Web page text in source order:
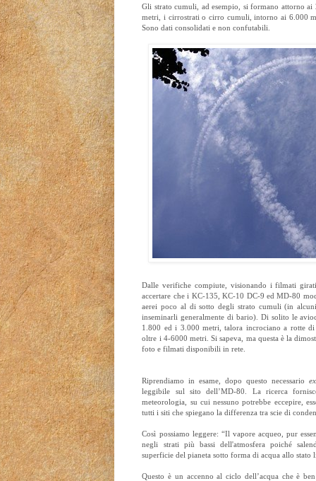
Gli strato cumuli, ad esempio, si formano attorno
metri, i cirrostrati o cirro cumuli, intorno ai 6.000
Sono dati consolidati e non confutabili.
Dalle verifiche compiute, visionando i filmati
accertare che i KC-135, KC-10 DC-9 ed MD-80
aerei poco al di sotto degli strato cumuli (in
inseminarli generalmente di bario). Di solito le
1.800 ed i 3.000 metri, talora incrociano a rotte
oltre i 4-6000 metri. Si sapeva, ma questa è la
foto e filmati disponibili in rete.
Riprendiamo in esame, dopo questo necessario
leggibile sul sito dell’MD-80. La ricerca
meteorologia, su cui nessuno potrebbe eccepire,
tutti i siti che spiegano la differenza tra scie di
Così possiamo leggere: “Il vapore acqueo, pur
negli strati più bassi dell'atmosfera poiché
superficie del pianeta sotto forma di acqua allo stato
Questo è un accenno al ciclo dell’acqua che è